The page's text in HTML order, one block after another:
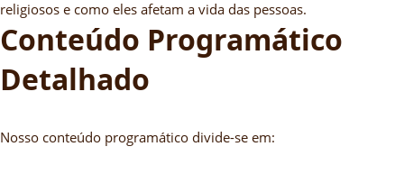
religiosos e como eles afetam a vida das pessoas.
Conteúdo Programático
Detalhado
Nosso conteúdo programático divide-se em: